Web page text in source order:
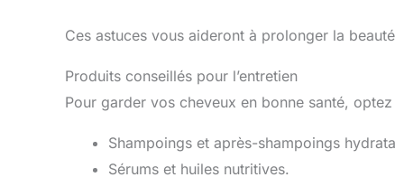
Ces astuces vous aideront à prolonger la
Produits conseillés pour l’entretien
Pour garder vos cheveux en bonne santé,
Shampoings et après-shampoings
Sérums et huiles nutritives.